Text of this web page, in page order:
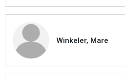
Winkeler, Mare